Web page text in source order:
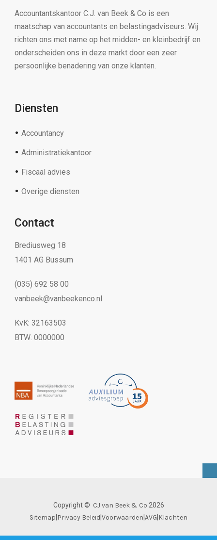
Accountantskantoor C.J. van Beek & Co is een
maatschap van accountants en belastingadviseurs. Wij
richten ons met name op het midden- en kleinbedrijf en
onderscheiden ons in deze markt door een zeer
persoonlijke benadering van onze klanten.
Diensten
Accountancy
Administratiekantoor
Fiscaal advies
Overige diensten
Contact
Brediusweg 18
1401 AG Bussum
(035) 692 58 00
vanbeek@vanbeekenco.nl
KvK: 32163503
BTW: 0000000
Copyright © CJ van Beek & Co 2026
Sitemap Privacy Beleid Voorwaarden AVG Klachten